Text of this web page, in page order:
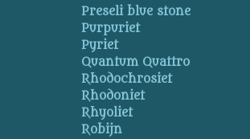
Preseli blue stone
Purpuriet
Pyriet
Quantum Quattro
Rhodochrosiet
Rhodoniet
Rhyoliet
Robijn